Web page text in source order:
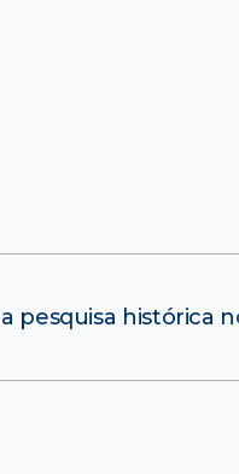
pesquisa histórica